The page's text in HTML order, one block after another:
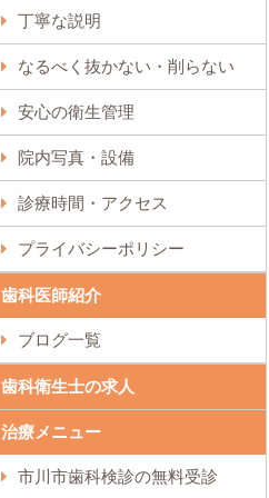
丁寧な説明
なるべく抜かない・削らない
安心の衛生管理
院内写真・設備
診療時間・アクセス
プライバシーポリシー
歯科医師紹介
ブログ一覧
歯科衛生士の求人
治療メニュー
市川市歯科検診の無料受診